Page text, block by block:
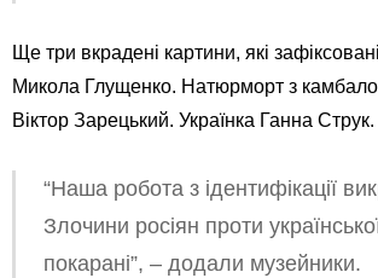
Ще три вкрадені картини, які
Микола Глущенко. Натюрморт з
Віктор Зарецький. Українка Ганна
“Наша робота з ідентифікації
Злочини росіян проти
покарані”, – додали музейники.